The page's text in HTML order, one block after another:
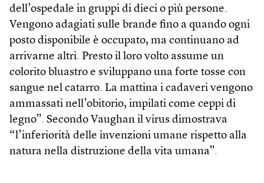
dell’ospedale in gruppi di dieci o più persone.
Vengono adagiati sulle brande fino a quando ogni
posto disponibile è occupato, ma continuano ad
arrivarne altri. Presto il loro volto assume un
colorito bluastro e sviluppano una forte tosse con
sangue nel catarro. La mattina i cadaveri vengono
ammassati nell’obitorio, impilati come ceppi di
legno”. Secondo Vaughan il virus dimostrava
“l’inferiorità delle invenzioni umane rispetto alla
natura nella distruzione della vita umana”.